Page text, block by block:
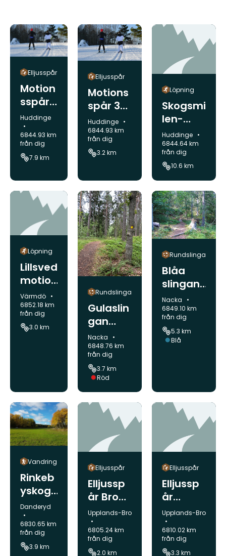
Elljusspår
Motion
sspår
6 km -
Ågest
a
Kommun:
Huddinge
6844.93 km
från dig
7.9 km
Elljusspår
Motions
spår 3
km -
Ågesta
Kommun:
Huddinge
6844.93 km
från dig
3.2 km
Löpning
Skogsmi
len-
Ågesta
Kommun:
Huddinge
6844.64 km
från dig
10.6 km
Löpning
Lillsved
motion
sspår,
3 km
Kommun:
Värmdö
6852.18 km
från dig
3.0 km
Rundslinga
Gulaslin
gan
Skogsö/
Forestlo
op
Skogsö
Kommun:
Nacka
6848.76 km
från dig
3.7 km
Svårighetsgrad:
Röd
Rundslinga
Blåa
slingan
Skogsö
Kommun:
Nacka
6849.10 km
från dig
5.3 km
Svårighetsgrad:
Blå
Vandring
Rinkeb
yskoge
n -
Altorp
Kommun:
Danderyd
6830.65 km
från dig
3.9 km
Elljusspår
Elljussp
år Bro
centru
m
Kommun:
Upplands-Bro
6805.24 km
från dig
2.0 km
Elljusspår
Elljussp
år
Lillsjön
Örnässj
ön
Kommun:
Upplands-Bro
6810.02 km
från dig
3.3 km